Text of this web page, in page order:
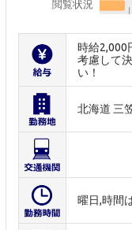
閲覧状況
時給2,000
考慮して
い！
北海道 三
曜日,時間